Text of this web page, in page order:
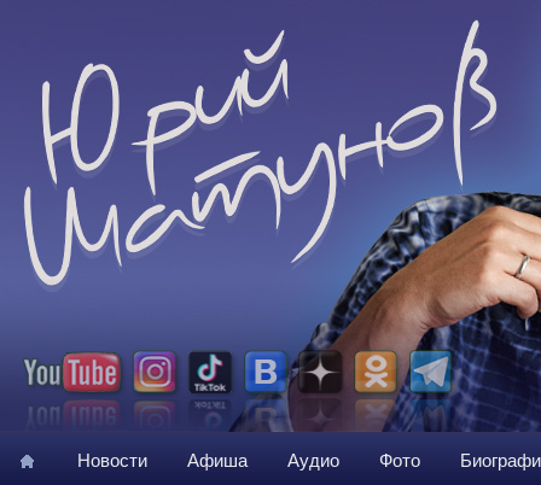
Новости Афиша Аудио Фото